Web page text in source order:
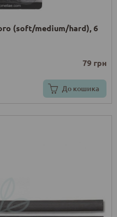
(soft/medium/hard), 6
79 грн
До кошика